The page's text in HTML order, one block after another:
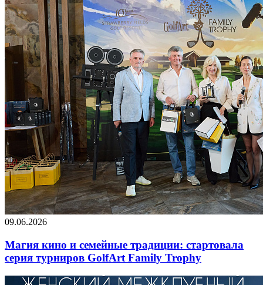
09.06.2026
Магия кино и семейные традиции: стартовала
серия турниров GolfArt Family Trophy